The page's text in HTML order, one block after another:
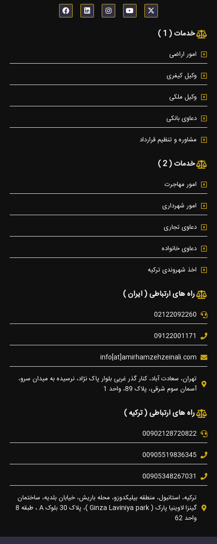
X
-
t
r
Y
o
u
I
n
s
m
L
i
n
F
a
c
خدمات ( 1 )
امور اراضی
وکیل کیفری
وکیل ملکی
دعاوی بانکی
مشاوره و تنظیم قرارداد
خدمات ( 2 )
امور مهاجرت
امور شهرداری
دعاوی تجاری
دعاوی خانواده
اخذ شهروندی ترکیه
راه های ارتباطی ( ایران )
02122092260
09122001171
info[at]amirhamzehzeinali.com
تهران، سعادت آباد، کنار گذر غربی بلوار پاک نژاد، نرسیده به میدان سرو،
آسمان سوم شرقی، پلاک 89، واحد 1
راه های ارتباطی ( ترکیه )
00902128720822
00905519836345
00905348267031
ترکیه، استانبول، منطقه بیلیکدوزو، محله باریش، خیابان بلدیه، ساختمان
گینزا لاوینیا پارک ( Ginza Laviniya park )، پلاک 30 بلوک A ، طبقه 8
واحد 62